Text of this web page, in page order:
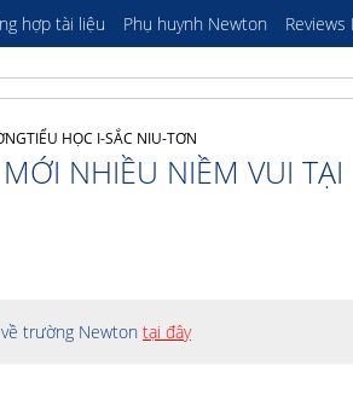
hợp tài liệu Phụ huynh Newton
HỌC I-SẮC NIU-TƠN
NHIỀU NIỀM VUI TẠI
trường Newton tại đây